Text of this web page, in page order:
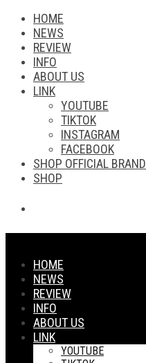
HOME
NEWS
REVIEW
INFO
ABOUT US
LINK
YOUTUBE
TIKTOK
INSTAGRAM
FACEBOOK
SHOP OFFICIAL BRAND
SHOP
HOME
NEWS
REVIEW
INFO
ABOUT US
LINK
YOUTUBE